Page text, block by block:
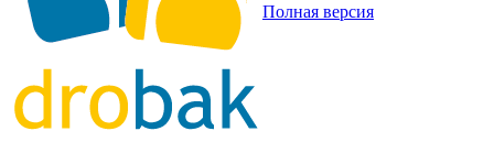
Полная версия